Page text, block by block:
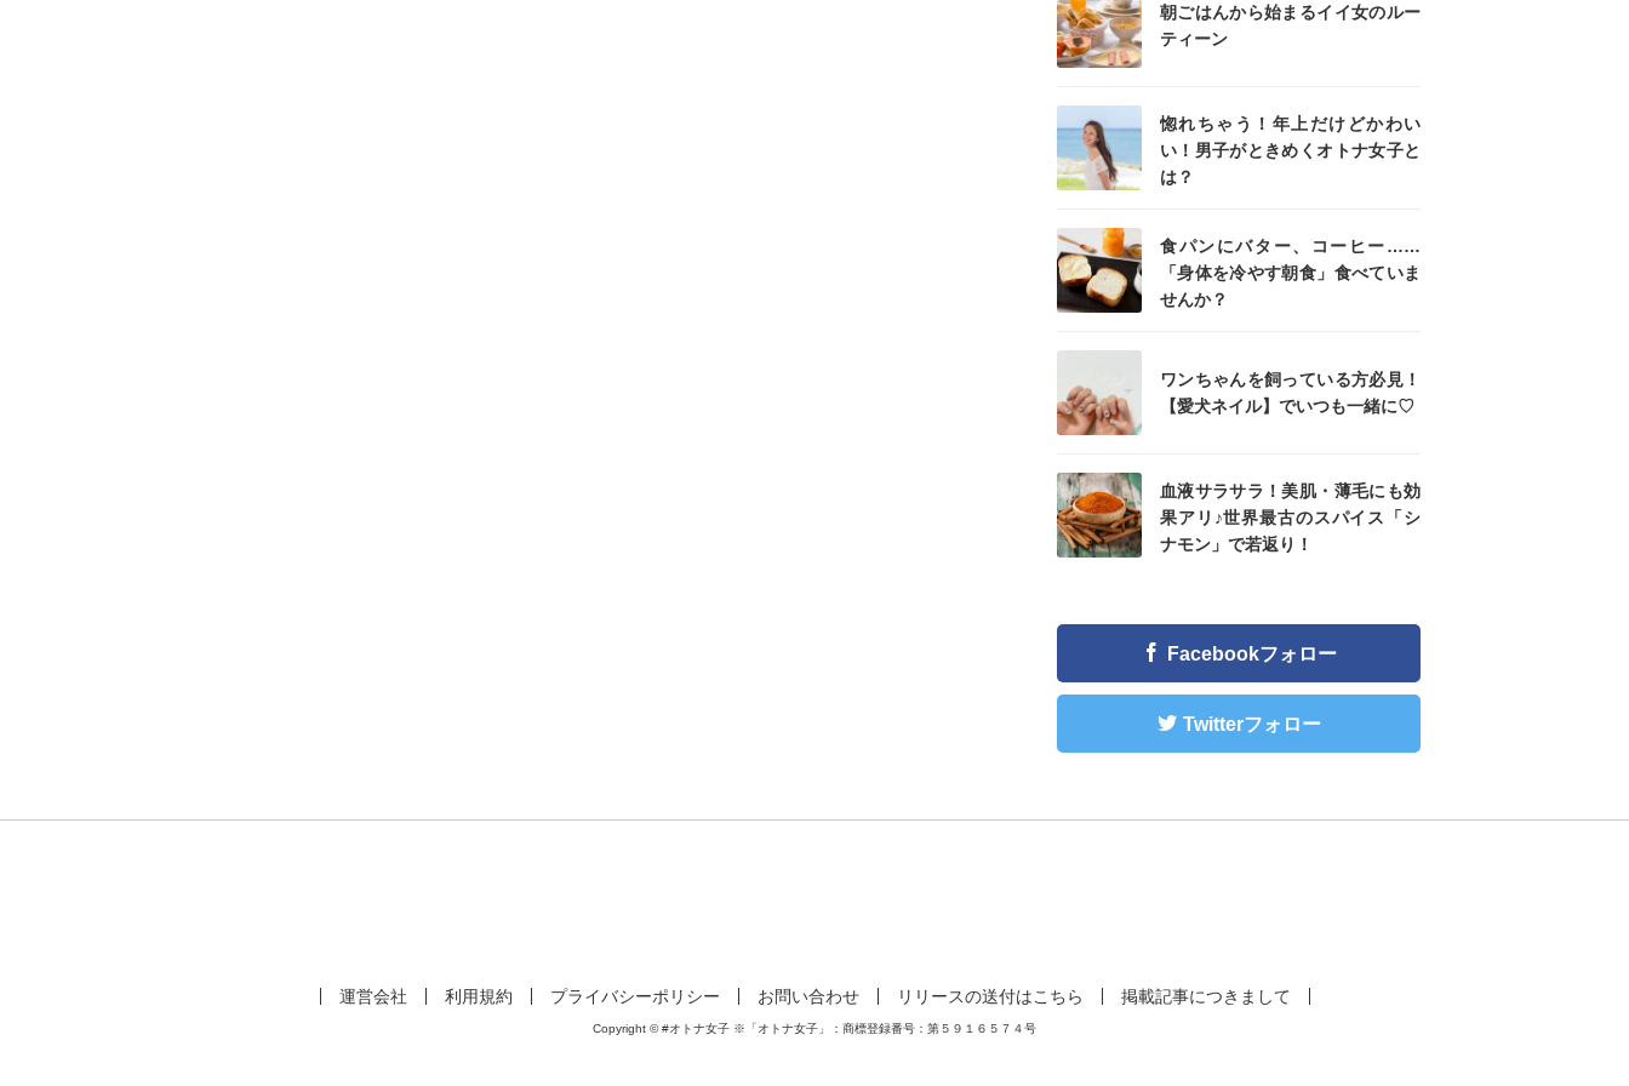
朝ごはんから始まるイイ女のルー
ティーン
惚れちゃう！年上だけどかわい
い！男子がときめくオトナ女子と
は？
食パンにバター、コーヒー……
「身体を冷やす朝食」食べていま
せんか？
ワンちゃんを飼っている方必見！
【愛犬ネイル】でいつも一緒に♡
血液サラサラ！美肌・薄毛にも効
果アリ♪世界最古のスパイス「シ
ナモン」で若返り！
Facebookフォロー
Twitterフォロー
運営会社 利用規約 プライバシーポリシー お問い合わせ リリースの送付はこちら 掲載記事につきまして
Copyright © #オトナ女子 ※「オトナ女子」：商標登録番号：第５９１６５７４号